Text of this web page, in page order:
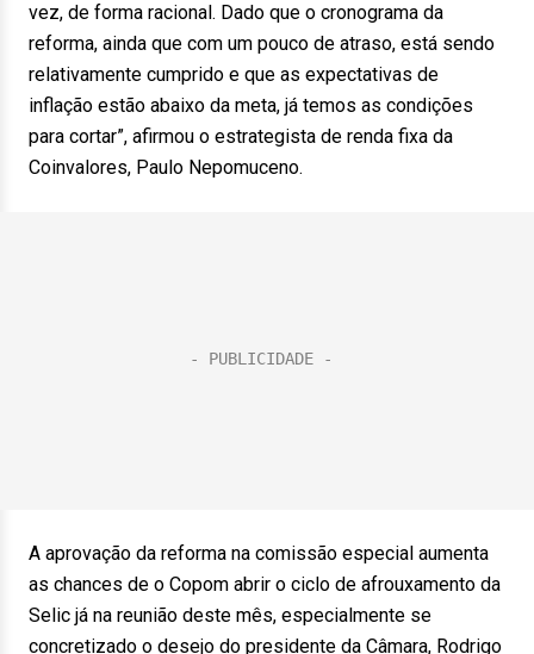
vez, de forma racional. Dado que o cronograma da
reforma, ainda que com um pouco de atraso, está sendo
relativamente cumprido e que as expectativas de
inflação estão abaixo da meta, já temos as condições
para cortar”, afirmou o estrategista de renda fixa da
Coinvalores, Paulo Nepomuceno.
A aprovação da reforma na comissão especial aumenta
as chances de o Copom abrir o ciclo de afrouxamento da
Selic já na reunião deste mês, especialmente se
concretizado o desejo do presidente da Câmara, Rodrigo